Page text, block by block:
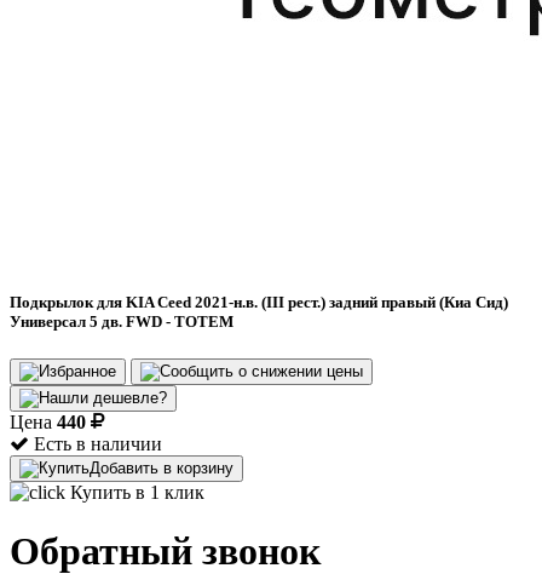
Подкрылок для KIA Ceed 2021-н.в. (III рест.) задний правый (Киа Сид)
Универсал 5 дв. FWD - TOTEM
Цена 440
Есть в наличии
Добавить в корзину
Купить в 1 клик
Обратный звонок